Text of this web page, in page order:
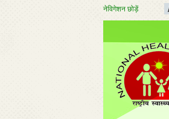
नेविगेशन छोड़ें